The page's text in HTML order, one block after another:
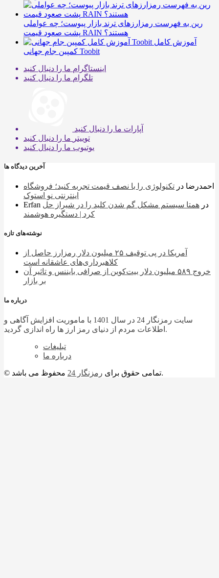
رین به فهرست رمزارزهای ترند بازار پیوست؛ چه عواملی
پشت صعود قیمت RAIN هستند؟
آموزش کامل
کمپین جام جهانی Toobit
اینستاگرام ما را دنبال کنید
تلگرام ما را دنبال کنید
آپارات ما را دنبال کنید
توییتر ما را دنبال کنید
یوتیوب ما را دنبال کنید
آخرین دیدگاه ها
احمدرضا در تکنولوژی را با نصف قیمت تجربه کنید؛ فروشگاه
اینترنتی نو استوک
Erfan
در همتا سیستم مشکل گم شدن کلید را در شیراز حل
کرد | دستگیره هوشمند
نوشته‌های تازه
آمریکا در پی توقیف ۲۵ میلیون دلار رمزارز حاصل از
کلاهبرداری‌های عاشقانه است
خروج ۵۸۹ میلیون دلار بیت‌کوین از صرافی بایننس و تاثیر آن
بر بازار
درباره ما
سایت رمزنگار 24 در سال 1401 با ماموریت افزایش آگاهی و
اطلاعات مردم از دنیای رمز ارز ها راه اندازی گردید.
تبلیغات
درباره ما
© تمامی حقوق برای رمزنگار 24 محفوظ می باشد.